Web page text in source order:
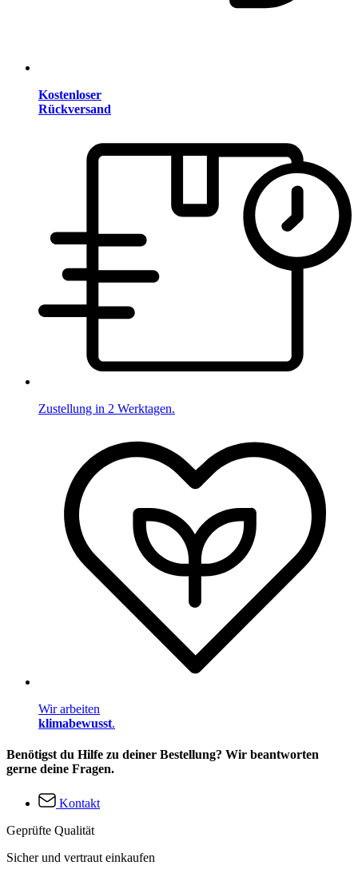
Kostenloser
Rückversand
Zustellung in 2 Werktagen.
Wir arbeiten
klimabewusst.
Benötigst du Hilfe zu deiner Bestellung? Wir beantworten
gerne deine Fragen.
Kontakt
Geprüfte Qualität
Sicher und vertraut einkaufen